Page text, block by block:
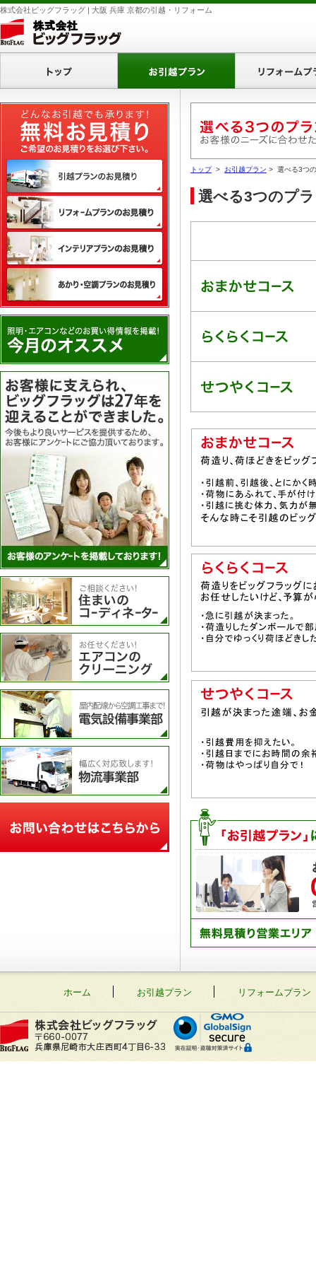
株式会社ビッグフラッグ | 大阪 兵庫 京都の引越・リフォーム
トップ> お引越プラン > 選べる3つ
選べる3つのプ
引越プランのお見積り
リフォームプランのお見積り
住まいのコーディネーター
エアコンのクリーニング
電気設備事業部
物流事業部
お問い合わせフォーム
ホーム お引越プラン リフォームプラン